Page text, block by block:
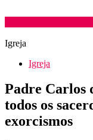
Igreja
Igreja
Padre Carlos
todos os
exorcismos